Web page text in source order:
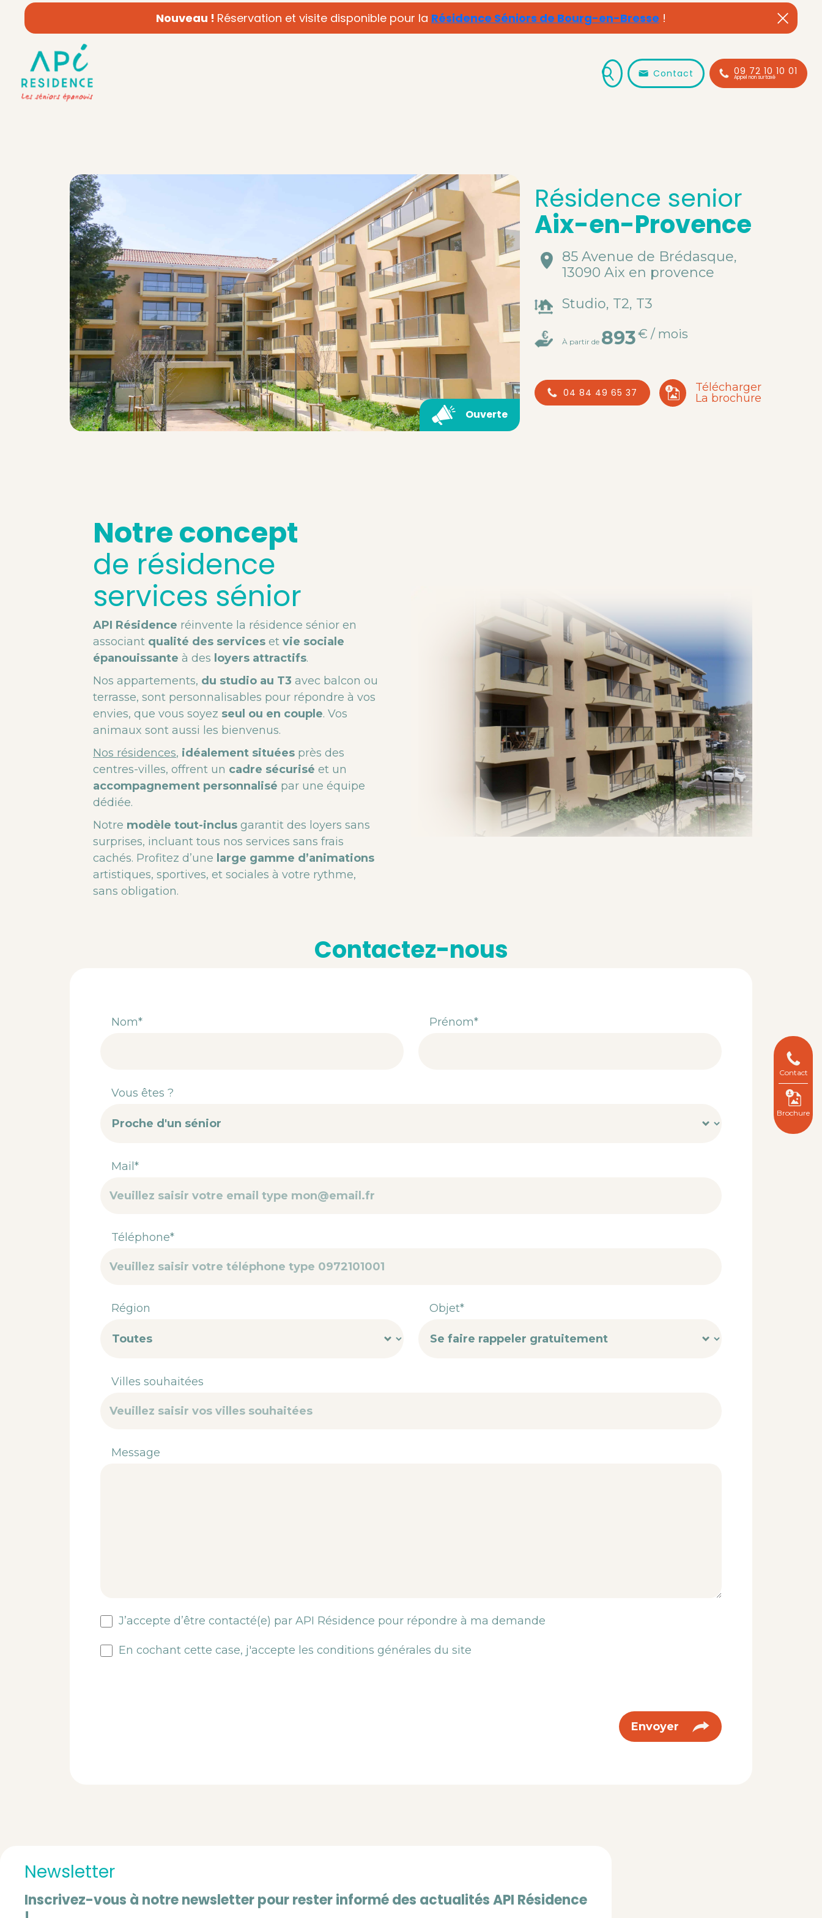
Nouveau ! Réservation et visite disponible pour la Résidence Séniors de Bourg-en-Bresse !
Contact 09 72 10 10 01
Appel non surtaxé
Résidence senior
Aix-en-Provence
85 Avenue de Brédasque,
13090 Aix en provence
Studio, T2, T3
À partir de 893€ / mois
04 84 49 65 37
Télécharger
La brochure
Ouverte
Notre concept
de résidence
services sénior
API Résidence réinvente la résidence sénior en
associant qualité des services et vie sociale
épanouissante à des loyers attractifs.
Nos appartements, du studio au T3 avec balcon ou
terrasse, sont personnalisables pour répondre à vos
envies, que vous soyez seul ou en couple. Vos
animaux sont aussi les bienvenus.
Nos résidences, idéalement situées près des
centres-villes, offrent un cadre sécurisé et un
accompagnement personnalisé par une équipe
dédiée.
Notre modèle tout-inclus garantit des loyers sans
surprises, incluant tous nos services sans frais
cachés. Profitez d’une large gamme d’animations
artistiques, sportives, et sociales à votre rythme,
sans obligation.
Contactez-nous
Nom* Prénom*
Vous êtes ?
Mail*
Téléphone*
Région Objet*
Villes souhaitées
Message
J’accepte d’être contacté(e) par API Résidence pour répondre à ma demande
En cochant cette case, j'accepte les conditions générales du site
Contact
Brochure
Newsletter
Inscrivez-vous à notre newsletter pour rester informé des actualités API Résidence